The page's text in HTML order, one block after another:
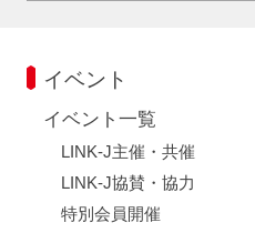
イベント
イベント一覧
LINK-J主催・共催
LINK-J協賛・協力
特別会員開催